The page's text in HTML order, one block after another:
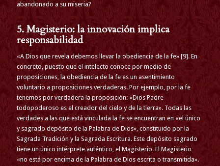
abandonado a su miseria?
5. Magisterio: la innovación implica
responsabilidad
«A Dios que revela debemos llevar la obediencia de la fe» [9]. En
concreto, puesto que el intelecto conoce por medio de
proposiciones, la obediencia de la fe es un asentimiento
voluntario a proposiciones verdaderas. Por ejemplo, por la fe
tenemos por verdadera la proposición: «Dios Padre
todopoderoso es el creador del cielo y de la tierra». Todas las
verdades a las que está vinculada la fe se encuentran en «el único
y sagrado depósito de la Palabra de Dios», constituido por la
Sagrada Tradición y la Sagrada Escritura. Este depósito sagrado
tiene un único intérprete auténtico, el Magisterio. El Magisterio
«no está por encima de la Palabra de Dios escrita o transmitida».